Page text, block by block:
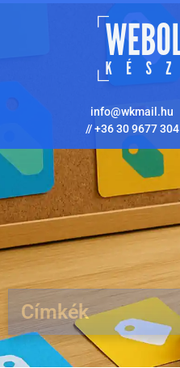
info@wkmail.hu
//+36 30 9677 304
Címkék